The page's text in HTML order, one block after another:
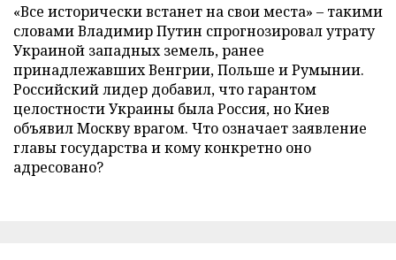
«Все исторически встанет на свои места» – такими
словами Владимир Путин спрогнозировал утрату
Украиной западных земель, ранее
принадлежавших Венгрии, Польше и Румынии.
Российский лидер добавил, что гарантом
целостности Украины была Россия, но Киев
объявил Москву врагом. Что означает заявление
главы государства и кому конкретно оно
адресовано?